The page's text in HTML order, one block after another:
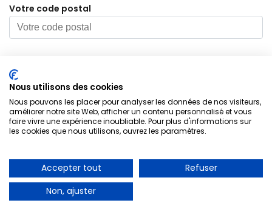
Votre code postal
Objet de votre demande
Joindre une photo
Electricien Choisy Le Roi 94600
A PARTIR DE 30€
Dépannage d’urgence
Nous utilisons des cookies
Nous pouvons les placer pour analyser les données de nos visiteurs,
améliorer notre site Web, afficher un contenu personnalisé et vous
faire vivre une expérience inoubliable. Pour plus d'informations sur
les cookies que nous utilisons, ouvrez les paramètres.
Accepter tout
Refuser
Non, ajuster